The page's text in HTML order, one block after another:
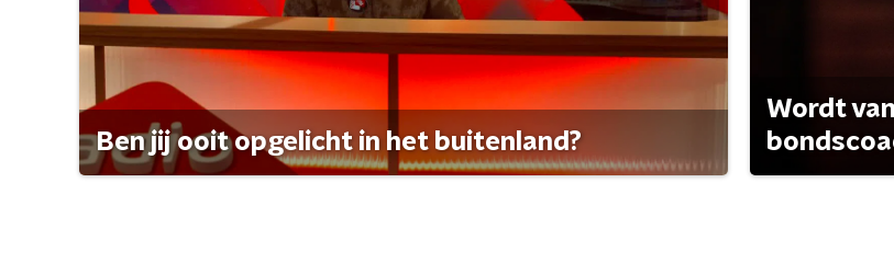
Ben jij ooit opgelicht in het buitenland?
Wordt